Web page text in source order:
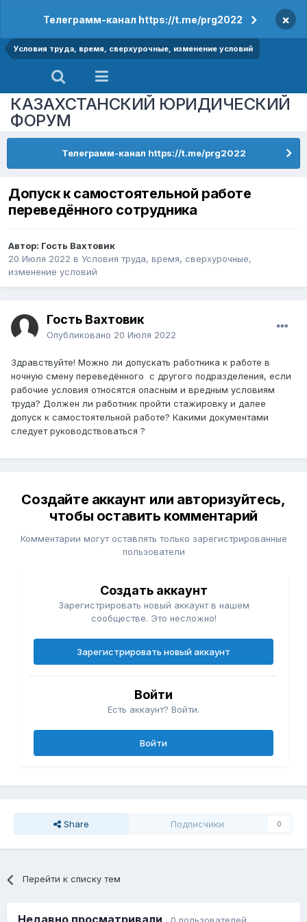
Телеграмм-канал https://t.me/prg2022 ×
Условия труда, время, сверхурочные, изменение условий
КАЗАХСТАНСКИЙ ЮРИДИЧЕСКИЙ
ФОРУМ
Телеграмм-канал https://t.me/prg2022
Допуск к самостоятельной работе
переведённого сотрудника
Автор: Гость Вахтовик
20 Июля 2022 в Условия труда, время, сверхурочные,
изменение условий
Гость Вахтовик
Опубликовано 20 Июля 2022
Здравствуйте! Можно ли допускать работника к работе в
ночную смену переведённого с другого подразделения, если
рабочие условия относятся опасным и вредным условиям
труда? Должен ли работник пройти стажировку и далее
допуск к самостоятельной работе? Какими документами
следует руководствоваться ?
Создайте аккаунт или авторизуйтесь,
чтобы оставить комментарий
Комментарии могут оставлять только зарегистрированные
пользователи
Создать аккаунт
Зарегистрировать новый аккаунт в нашем
сообществе. Это несложно!
Зарегистрировать новый аккаунт
Войти
Есть аккаунт? Войти.
Войти
Share Подписчики 0
Перейти к списку тем